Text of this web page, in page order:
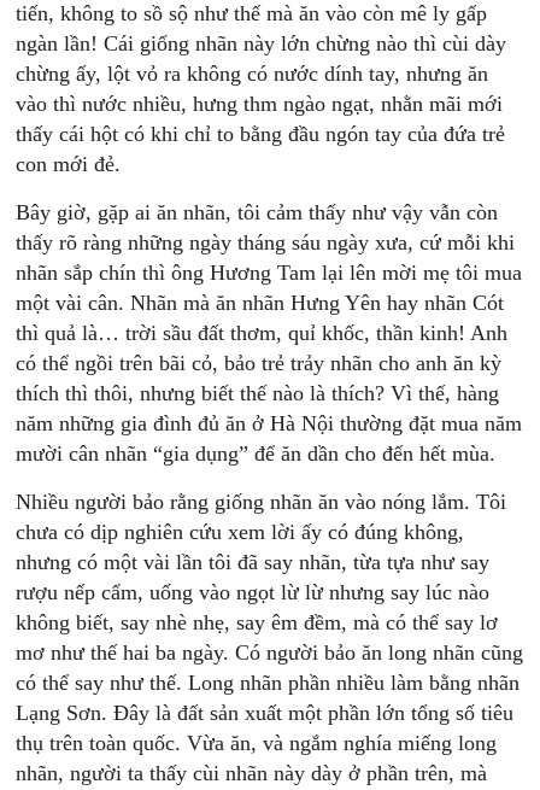
tiến, không to sồ sộ như thế mà ăn vào còn mê ly gấp
ngàn lần! Cái giống nhãn này lớn chừng nào thì cùi dày
chừng ấy, lột vỏ ra không có nước dính tay, nhưng ăn
vào thì nước nhiều, hưng thm ngào ngạt, nhằn mãi mới
thấy cái hột có khi chỉ to bằng đầu ngón tay của đứa trẻ
con mới đẻ.
Bây giờ, gặp ai ăn nhãn, tôi cảm thấy như vậy vẫn còn
thấy rõ ràng những ngày tháng sáu ngày xưa, cứ mỗi khi
nhãn sắp chín thì ông Hương Tam lại lên mời mẹ tôi mua
một vài cân. Nhãn mà ăn nhãn Hưng Yên hay nhãn Cót
thì quả là… trời sầu đất thơm, quỉ khốc, thần kinh! Anh
có thể ngồi trên bãi cỏ, bảo trẻ trảy nhãn cho anh ăn kỳ
thích thì thôi, nhưng biết thế nào là thích? Vì thế, hàng
năm những gia đình đủ ăn ở Hà Nội thường đặt mua năm
mười cân nhãn “gia dụng” để ăn dần cho đến hết mùa.
Nhiều người bảo rằng giống nhãn ăn vào nóng lắm. Tôi
chưa có dịp nghiên cứu xem lời ấy có đúng không,
nhưng có một vài lần tôi đã say nhãn, từa tựa như say
rượu nếp cẩm, uống vào ngọt lừ lừ nhưng say lúc nào
không biết, say nhè nhẹ, say êm đềm, mà có thể say lơ
mơ như thế hai ba ngày. Có người bảo ăn long nhãn cũng
có thể say như thế. Long nhãn phần nhiều làm bằng nhãn
Lạng Sơn. Đây là đất sản xuất một phần lớn tổng số tiêu
thụ trên toàn quốc. Vừa ăn, và ngắm nghía miếng long
nhãn, người ta thấy cùi nhãn này dày ở phần trên, mà